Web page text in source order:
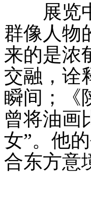
展览中
群像人物
来的是浓
交融，诠
瞬间；《
曾将油画
女”。他
合东方意